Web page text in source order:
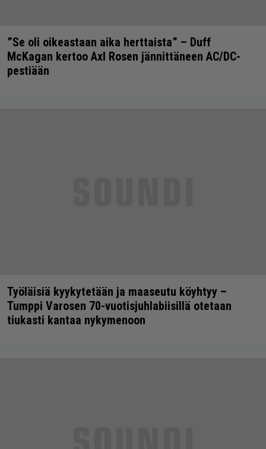
”Se oli oikeastaan aika herttaista” – Duff
McKagan kertoo Axl Rosen jännittäneen AC/DC-
pestiään
Työläisiä kyykytetään ja maaseutu köyhtyy –
Tumppi Varosen 70-vuotisjuhlabiisillä otetaan
tiukasti kantaa nykymenoon